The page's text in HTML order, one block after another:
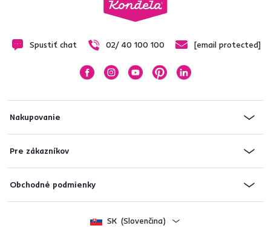
Spustiť chat 02/ 40 100 100 [email protected]
Nakupovanie
Pre zákazníkov
Obchodné podmienky
SK (Slovenčina)